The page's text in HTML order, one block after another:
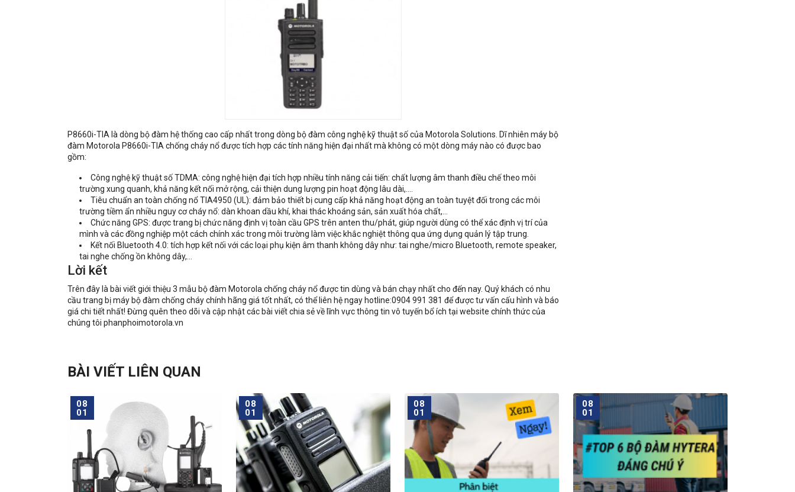
P8660i-TIA là dòng bộ đàm hệ thống cao cấp nhất trong dòng bộ đàm công nghệ kỹ thuật số của Motorola Solutions. Dĩ nhiên máy bộ
đàm Motorola P8660i-TIA chống cháy nổ được tích hợp các tính năng hiện đại nhất mà không có một dòng máy nào có được bao
gồm:
Công nghệ kỹ thuật số TDMA: công nghệ hiện đại tích hợp nhiều tính năng cải tiến: chất lượng âm thanh điều chế theo môi
trường xung quanh, khả năng kết nối mở rộng, cải thiện dung lượng pin hoạt động lâu dài,….
Tiêu chuẩn an toàn chống nổ TIA4950 (UL): đảm bảo thiết bị cung cấp khả năng hoạt động an toàn tuyệt đối trong các môi
trường tiềm ẩn nhiều nguy cơ cháy nổ: dàn khoan dầu khí, khai thác khoáng sản, sản xuất hóa chất,…
Chức năng GPS: được trang bị chức năng định vị toàn cầu GPS trên anten thu/phát, giúp người dùng có thể xác định vị trí của
mình và các đồng nghiệp một cách chính xác trong môi trường làm việc khắc nghiệt thông qua ứng dụng quản lý tập trung.
Kết nối Bluetooth 4.0: tích hợp kết nối với các loại phụ kiện âm thanh không dây như: tai nghe/micro Bluetooth, remote speaker,
tai nghe chống ồn không dây,…
Lời kết
Trên đây là bài viết giới thiệu 3 mẫu bộ đàm Motorola chống cháy nổ được tin dùng và bán chạy nhất cho đến nay. Quý khách có nhu
cầu trang bị máy bộ đàm chống cháy chính hãng giá tốt nhất, có thể liên hệ ngay hotline:0904 991 381 để được tư vấn cấu hình và báo
giá chi tiết nhất! Đừng quên theo dõi và cập nhật các bài viết chia sẻ về lĩnh vực thông tin vô tuyến bổ ích tại website chính thức của
chúng tôi phanphoimotorola.vn
BÀI VIẾT LIÊN QUAN
08
01
08
01
08
01
08
01